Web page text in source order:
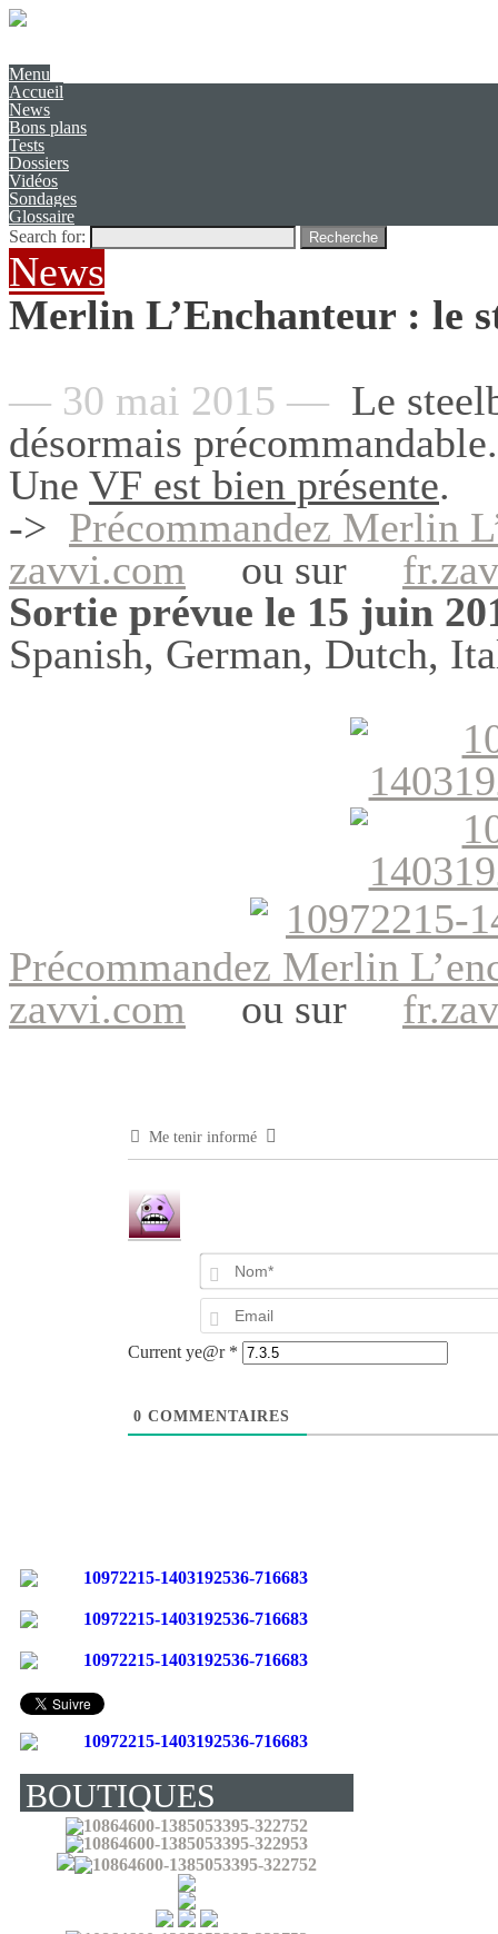
Menu
Accueil
News
Bons plans
Tests
Dossiers
Vidéos
Sondages
Glossaire
Search for:
Recherche
News
Merlin L’Enchanteur : le
— 30 mai 2015 — Le
désormais
Une VF est bien présente.
-> Précommandez Merlin
zavvi.com ou sur
Sortie prévue le 15 juin
Spanish, German, Dutch,
Précommandez Merlin
zavvi.com ou sur
Me tenir informé
Current ye@r *
0 COMMENTAIRES
BOUTIQUES
(LIVRENT EN
FRANCE) :